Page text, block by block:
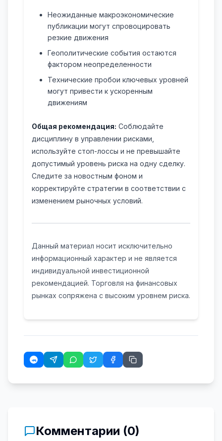
Неожиданные макроэкономические
публикации могут спровоцировать
резкие движения
Геополитические события остаются
фактором неопределенности
Технические пробои ключевых уровней
могут привести к ускоренным
движениям
Общая рекомендация: Соблюдайте
дисциплину в управлении рисками,
используйте стоп-лоссы и не превышайте
допустимый уровень риска на одну сделку.
Следите за новостным фоном и
корректируйте стратегии в соответствии с
изменением рыночных условий.
Данный материал носит исключительно
информационный характер и не является
индивидуальной инвестиционной
рекомендацией. Торговля на финансовых
рынках сопряжена с высоким уровнем риска.
Комментарии (0)